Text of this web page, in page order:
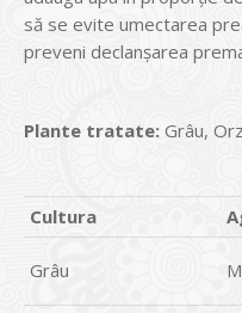
să se evite umectarea
preveni declanşarea
Plante tratate: Grâu,
Cultura
Grâu